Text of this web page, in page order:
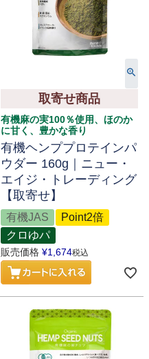
取寄せ商品
有機麻の実100％使用、ほのか
に甘く、豊かな香り
有機ヘンププロテインパ
ウダー 160g｜ニュー・
エイジ・トレーディング
【取寄せ】
有機JAS
Point2倍
クロゆパ
販売価格 ¥1,674税込